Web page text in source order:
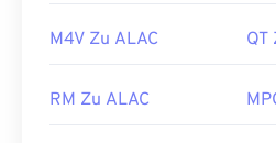
M4V Zu ALAC QT
RM Zu ALAC